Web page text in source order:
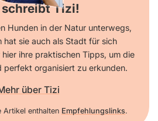
schreibt Tizi!
Hunden in der Natur unterwegs,
hat sie auch als Stadt für sich
ihre praktischen Tipps, um die
perfekt organisiert zu erkunden.
über Tizi
Artikel enthalten Empfehlungslinks.